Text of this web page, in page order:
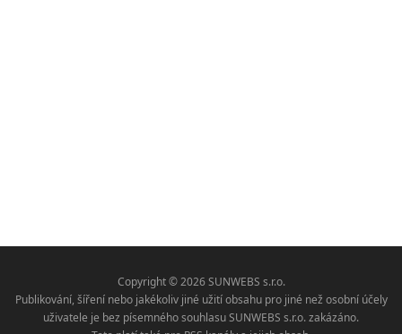
Copyright © 2026 SUNWEBS s.r.o.
Publikování, šíření nebo jakékoliv jiné užití obsahu pro jiné než osobní účely
uživatele je bez písemného souhlasu SUNWEBS s.r.o. zakázáno.